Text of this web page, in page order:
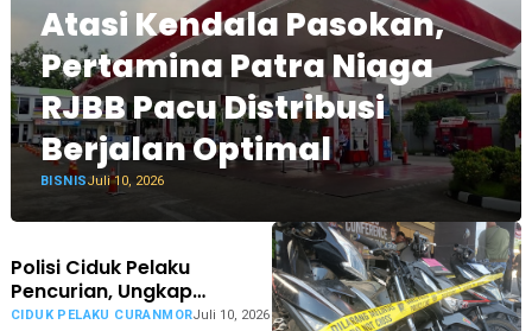
Atasi Kendala Pasokan,
Pertamina Patra Niaga
RJBB Pacu Distribusi
Berjalan Optimal
BISNISJuli 10, 2026
Polisi Ciduk Pelaku
Pencurian, Ungkap
Beberapa Lokasi Aksinya
CIDUK PELAKU CURANMORJuli 10, 2026